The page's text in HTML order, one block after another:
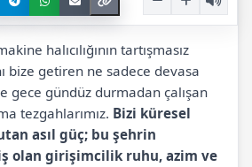
halıcılığının tartışmasız
bize getiren ne sadece devasa
gece gündüz durmadan çalışan
tezgahlarımız. Bizi küresel
asıl güç; bu şehrin
olan girişimcilik ruhu, azim ve